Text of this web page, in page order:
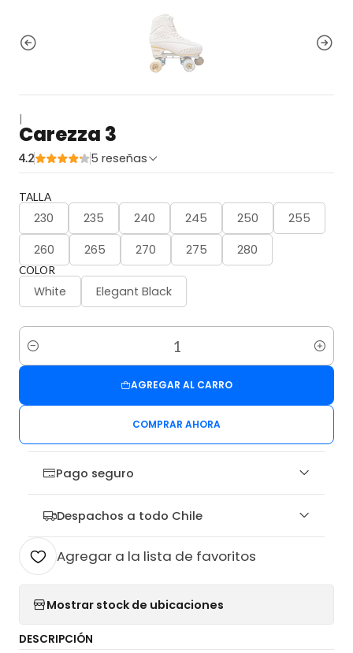
Carezza 3
4.2 5 reseñas
TALLA
230 235 240 245 250
255
260
265 270 275 280
COLOR
White Elegant Black
Cantidad
AGREGAR AL CARRO
COMPRAR AHORA
Pago seguro
Despachos a todo Chile
Agregar a la lista de favoritos
Mostrar stock de ubicaciones
DESCRIPCIÓN